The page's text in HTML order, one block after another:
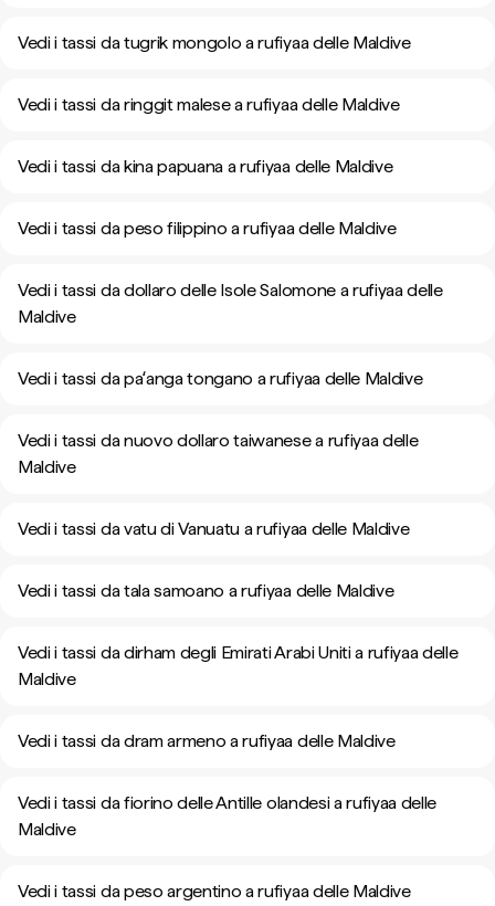
Vedi i tassi da tugrik mongolo a rufiyaa delle Maldive
Vedi i tassi da ringgit malese a rufiyaa delle Maldive
Vedi i tassi da kina papuana a rufiyaa delle Maldive
Vedi i tassi da peso filippino a rufiyaa delle Maldive
Vedi i tassi da dollaro delle Isole Salomone a rufiyaa delle
Maldive
Vedi i tassi da paʻanga tongano a rufiyaa delle Maldive
Vedi i tassi da nuovo dollaro taiwanese a rufiyaa delle
Maldive
Vedi i tassi da vatu di Vanuatu a rufiyaa delle Maldive
Vedi i tassi da tala samoano a rufiyaa delle Maldive
Vedi i tassi da dirham degli Emirati Arabi Uniti a rufiyaa delle
Maldive
Vedi i tassi da dram armeno a rufiyaa delle Maldive
Vedi i tassi da fiorino delle Antille olandesi a rufiyaa delle
Maldive
Vedi i tassi da peso argentino a rufiyaa delle Maldive